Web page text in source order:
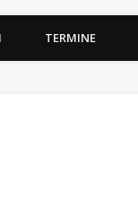
TERMINE